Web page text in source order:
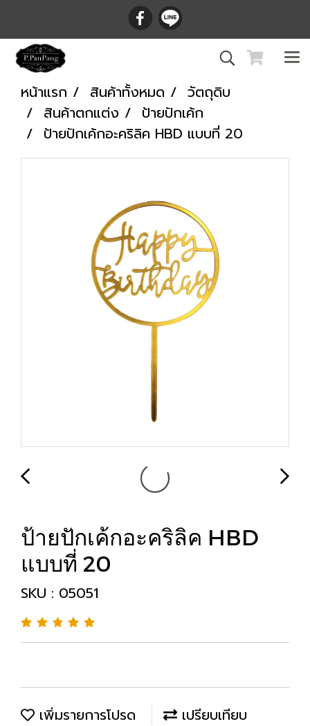
หน้าแรก สินค้าทั้งหมด
วัตถุดิบ
สินค้าตกแต่ง
ป้ายปักเค้ก
ป้ายปักเค้กอะคริลิค HBD แบบที่ 20
ป้ายปักเค้กอะคริลิค HBD
แบบที่ 20
SKU : 05051
เพิ่มรายการโปรด
เปรียบเทียบ